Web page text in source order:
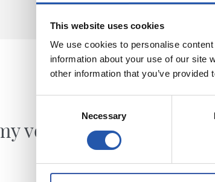
This website uses cookies
We use cookies to personalise
information about your use of our site
other information that you’ve
Necessary
voit le
CLUB
Gabon gaba
ospatutzeko